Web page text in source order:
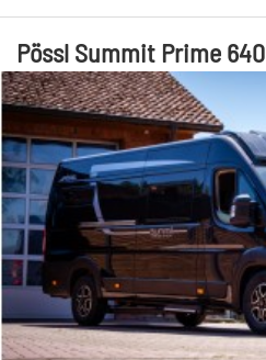
Pössl Summit Prime 640